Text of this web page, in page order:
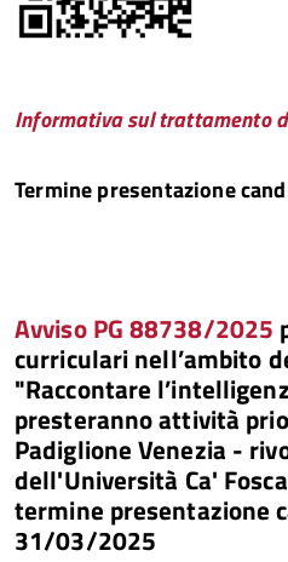
Informativa sul trattamento
Termine presentazione
Avviso PG 88738/2025
curriculari nell’ambito
"Raccontare
presteranno attività
Padiglione Venezia -
dell'Università Ca'
termine presentazione
31/03/2025